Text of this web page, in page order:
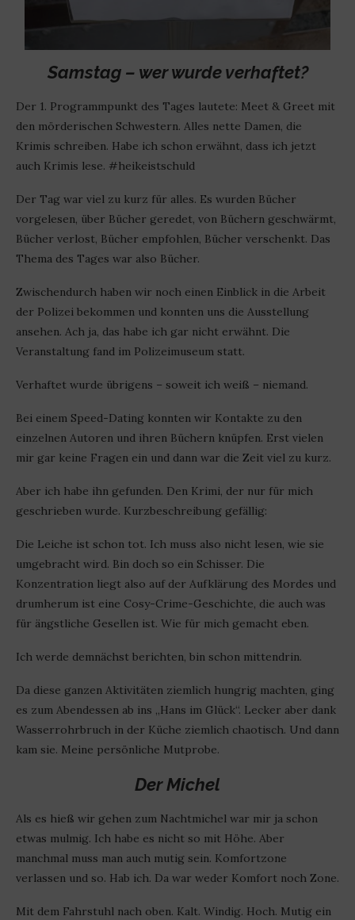
Samstag – wer wurde verhaftet?
Der 1. Programmpunkt des Tages lautete: Meet & Greet mit
den mörderischen Schwestern. Alles nette Damen, die
Krimis schreiben. Habe ich schon erwähnt, dass ich jetzt
auch Krimis lese. #heikeistschuld
Der Tag war viel zu kurz für alles. Es wurden Bücher
vorgelesen, über Bücher geredet, von Büchern geschwärmt,
Bücher verlost, Bücher empfohlen, Bücher verschenkt. Das
Thema des Tages war also Bücher.
Zwischendurch haben wir noch einen Einblick in die Arbeit
der Polizei bekommen und konnten uns die Ausstellung
ansehen. Ach ja, das habe ich gar nicht erwähnt. Die
Veranstaltung fand im Polizeimuseum statt.
Verhaftet wurde übrigens – soweit ich weiß – niemand.
Bei einem Speed-Dating konnten wir Kontakte zu den
einzelnen Autoren und ihren Büchern knüpfen. Erst vielen
mir gar keine Fragen ein und dann war die Zeit viel zu kurz.
Aber ich habe ihn gefunden. Den Krimi, der nur für mich
geschrieben wurde. Kurzbeschreibung gefällig:
Die Leiche ist schon tot. Ich muss also nicht lesen, wie sie
umgebracht wird. Bin doch so ein Schisser. Die
Konzentration liegt also auf der Aufklärung des Mordes und
drumherum ist eine Cosy-Crime-Geschichte, die auch was
für ängstliche Gesellen ist. Wie für mich gemacht eben.
Ich werde demnächst berichten, bin schon mittendrin.
Da diese ganzen Aktivitäten ziemlich hungrig machten, ging
es zum Abendessen ab ins „Hans im Glück“. Lecker aber dank
Wasserrohrbruch in der Küche ziemlich chaotisch. Und dann
kam sie. Meine persönliche Mutprobe.
Der Michel
Als es hieß wir gehen zum Nachtmichel war mir ja schon
etwas mulmig. Ich habe es nicht so mit Höhe. Aber
manchmal muss man auch mutig sein. Komfortzone
verlassen und so. Hab ich. Da war weder Komfort noch Zone.
Mit dem Fahrstuhl nach oben. Kalt. Windig. Hoch. Mutig ein